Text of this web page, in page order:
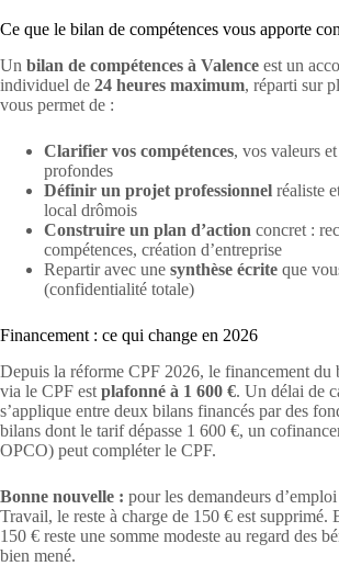
Ce que le bilan de compétences vous apporte
Un bilan de compétences à Valence est un
individuel de 24 heures maximum, réparti sur
vous permet de :
Clarifier vos compétences, vos valeurs
profondes
Définir un projet professionnel réaliste
local drômois
Construire un plan d’action concret :
compétences, création d’entreprise
Repartir avec une synthèse écrite que
(confidentialité totale)
Financement : ce qui change en 2026
Depuis la réforme CPF 2026, le financement du
via le CPF est plafonné à 1 600 €. Un délai de
s’applique entre deux bilans financés par des
bilans dont le tarif dépasse 1 600 €, un
OPCO) peut compléter le CPF.
Bonne nouvelle : pour les demandeurs
Travail, le reste à charge de 150 € est supprimé.
150 € reste une somme modeste au regard des
bien mené.